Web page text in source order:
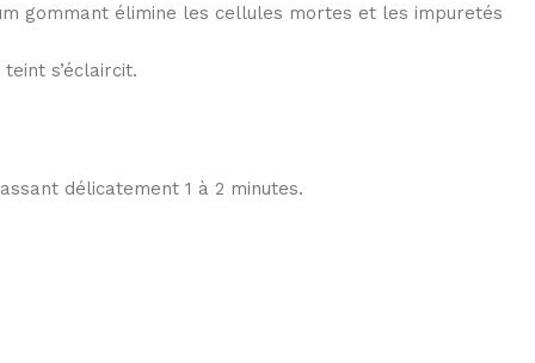
gommant élimine les cellules mortes et les impuretés
s’éclaircit.
délicatement 1 à 2 minutes.